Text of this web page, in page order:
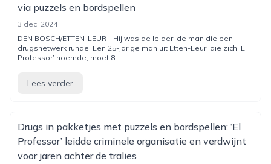
via puzzels en bordspellen
3 dec. 2024
DEN BOSCH/ETTEN-LEUR - Hij was de leider, de man die een
drugsnetwerk runde. Een 25-jarige man uit Etten-Leur, die zich ‘El
Professor’ noemde, moet 8...
Lees verder
Drugs in pakketjes met puzzels en bordspellen: ‘El
Professor’ leidde criminele organisatie en verdwijnt
voor jaren achter de tralies